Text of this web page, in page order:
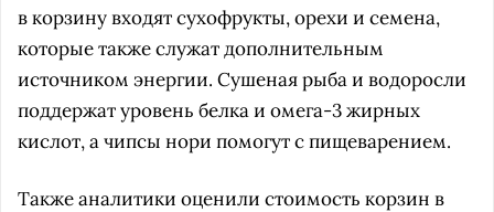
в корзину входят сухофрукты, орехи и семена,
которые также служат дополнительным
источником энергии. Сушеная рыба и водоросли
поддержат уровень белка и омега-3 жирных
кислот, а чипсы нори помогут с пищеварением.
Также аналитики оценили стоимость корзин в